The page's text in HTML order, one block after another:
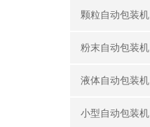
颗粒自动包装机
粉末自动包装机
液体自动包装机
小型自动包装机